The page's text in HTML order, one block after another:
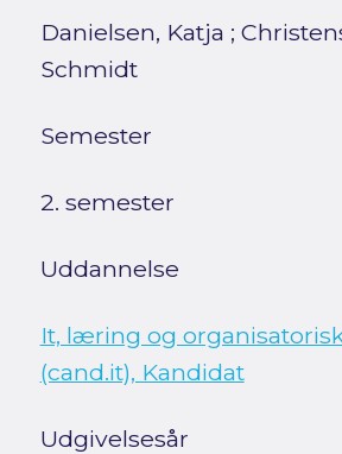
Danielsen, Katja ;
Schmidt
Semester
2. semester
Uddannelse
It, læring og
(cand.it), Kandidat
Udgivelsesår